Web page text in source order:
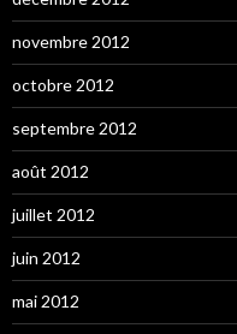
novembre 2012
octobre 2012
septembre 2012
août 2012
juillet 2012
juin 2012
mai 2012